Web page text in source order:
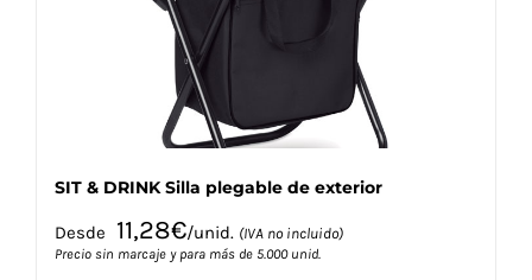
en
la
producto
SIT & DRINK Silla plegable de exterior
Desde 11,28€/unid. (IVA no incluido)
Precio sin marcaje y para más de 5.000 unid.